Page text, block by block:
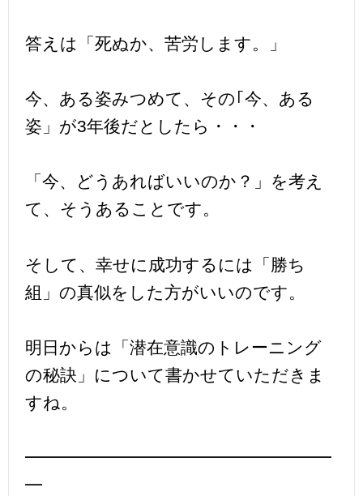
答えは「死ぬか、苦労します。」
今、ある姿みつめて、その｢今、ある
姿」が3年後だとしたら・・・
「今、どうあればいいのか？」を考え
て、そうあることです。
そして、幸せに成功するには「勝ち
組」の真似をした方がいいのです。
明日からは「潜在意識のトレーニング
の秘訣」について書かせていただきま
すね。
━━━━━━━━━━━━━━━━━━
━